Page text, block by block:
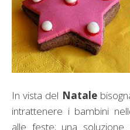
In vista del Natale
intrattenere i bambini
alle feste; una